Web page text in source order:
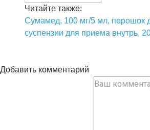
Читайте также:
Сумамед, 100 мг/5 мл, порошок
суспензии для приема внутрь,
Добавить комментарий